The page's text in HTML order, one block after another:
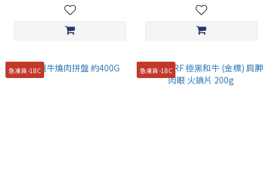
急凍貨 -18C 急凍貨 -18C